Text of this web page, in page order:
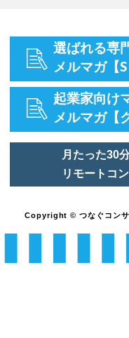
選ばれる専
メルマガ【S
起業家向け
メルマガ【
月たった30
リモートコ
Copyright © つなぐコン